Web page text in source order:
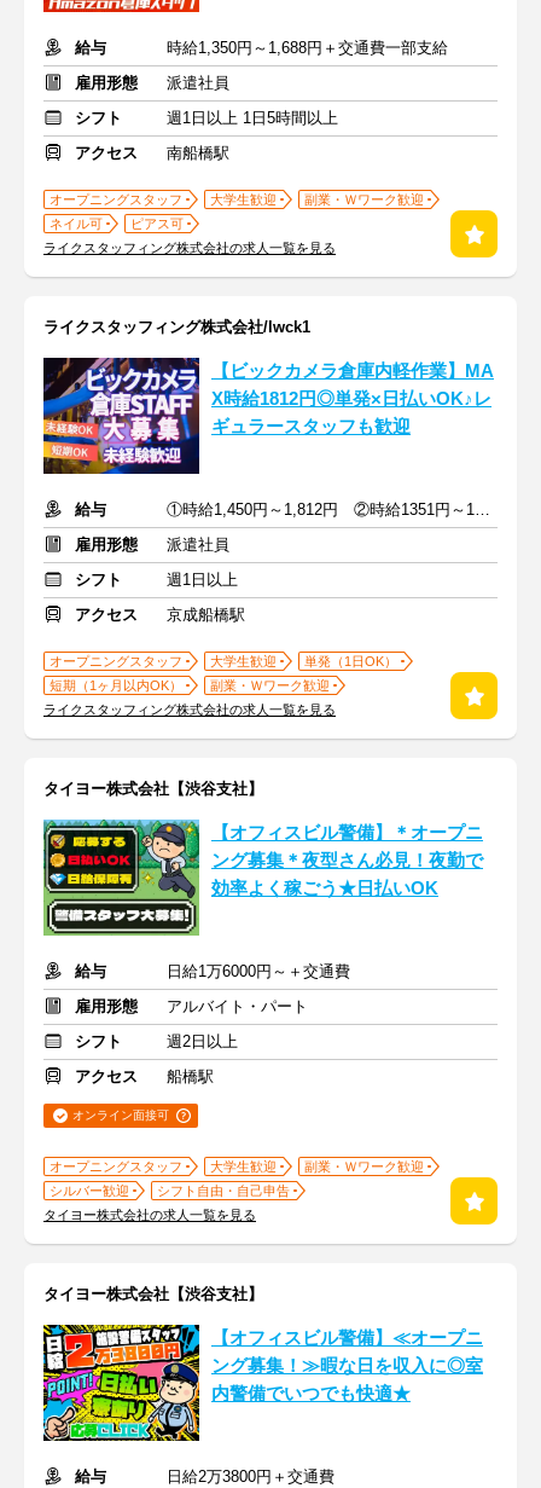
給与
時給1,350円～1,688円＋交通費一部支給
雇用形態
派遣社員
シフト
週1日以上 1日5時間以上
アクセス
南船橋駅
オープニングスタッフ 大学生歓迎
副業・Ｗワーク歓迎
ネイル可
ピアス可
ライクスタッフィング株式会社の求人一覧を見る
ライクスタッフィング株式会社/lwck1
【ビックカメラ倉庫内軽作業】MA
X時給1812円◎単発×日払いOK♪レ
ギュラースタッフも歓迎
給与
①時給1,450円～1,812円 ②時給1351円～1450円
雇用形態
派遣社員
シフト
週1日以上
アクセス
京成船橋駅
オープニングスタッフ 大学生歓迎
単発（1日OK）
短期（1ヶ月以内OK）
副業・Ｗワーク歓迎
ライクスタッフィング株式会社の求人一覧を見る
タイヨー株式会社【渋谷支社】
【オフィスビル警備】＊オープニ
ング募集＊夜型さん必見！夜勤で
効率よく稼ごう★日払いOK
給与
日給1万6000円～＋交通費
雇用形態
アルバイト・パート
シフト
週2日以上
アクセス
船橋駅
オンライン面接可
オープニングスタッフ 大学生歓迎
副業・Ｗワーク歓迎
シルバー歓迎
シフト自由・自己申告
タイヨー株式会社の求人一覧を見る
タイヨー株式会社【渋谷支社】
【オフィスビル警備】≪オープニ
ング募集！≫暇な日を収入に◎室
内警備でいつでも快適★
給与
日給2万3800円＋交通費